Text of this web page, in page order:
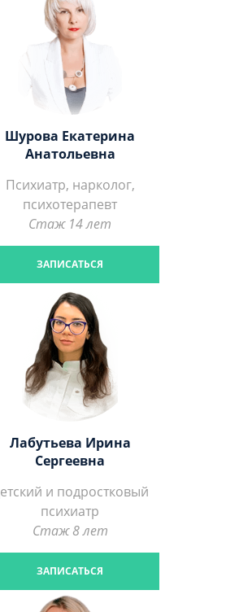
Шурова Екатерина
Анатольевна
Психиатр, нарколог,
психотерапевт
Стаж 14 лет
ЗАПИСАТЬСЯ
Лабутьева Ирина
Сергеевна
и подростковый
психиатр
Стаж 8 лет
ЗАПИСАТЬСЯ